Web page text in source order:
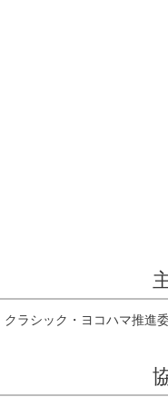
クラシック・ヨコハマ推進